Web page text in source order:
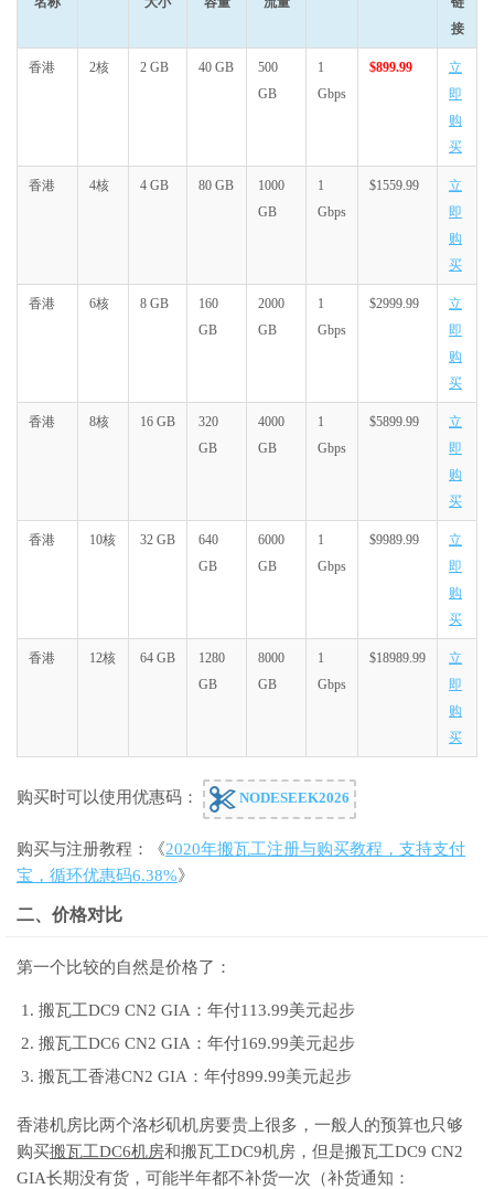
接
香港 2核 2 GB 40 GB
500
GB
1
Gbps
$899.99
立
即
购
买
香港 4核 4 GB 80 GB
1000
GB
1
Gbps
$1559.99
立
即
购
买
香港 6核 8 GB
160
GB
2000
GB
1
Gbps
$2999.99
立
即
购
买
香港 8核 16 GB
320
GB
4000
GB
1
Gbps
$5899.99
立
即
购
买
香港 10核 32 GB
640
GB
6000
GB
1
Gbps
$9989.99
立
即
购
买
香港 12核 64 GB
1280
GB
8000
GB
1
Gbps
$18989.99
立
即
购
买
购买时可以使用优惠码： NODESEEK2026
购买与注册教程：《2020年搬瓦工注册与购买教程，支持支付
宝，循环优惠码6.38%》
二、价格对比
第一个比较的自然是价格了：
搬瓦工DC9 CN2 GIA：年付113.99美元起步
搬瓦工DC6 CN2 GIA：年付169.99美元起步
搬瓦工香港CN2 GIA：年付899.99美元起步
香港机房比两个洛杉矶机房要贵上很多，一般人的预算也只够
购买搬瓦工DC6机房和搬瓦工DC9机房，但是搬瓦工DC9 CN2
GIA长期没有货，可能半年都不补货一次（补货通知：